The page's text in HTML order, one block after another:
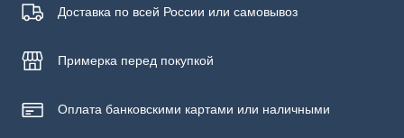
Доставка по всей России или самовывоз
Примерка перед покупкой
Оплата банковскими картами или наличными